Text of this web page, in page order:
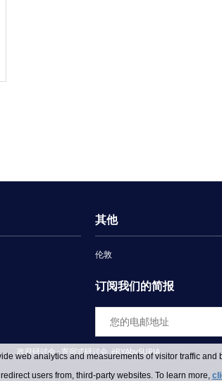
其他
伦敦
订阅我们的简报
政府研讨会 - 寄宿式研讨会 ēRYAbySURIA
web analytics and measurements of visitor traffic
users from, third-party websites. To learn more,